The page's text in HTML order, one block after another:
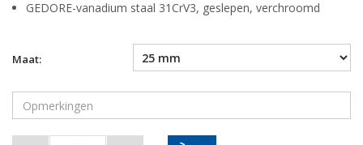
GEDORE-vanadium staal 31CrV3, geslepen, verchroomd
Maat: